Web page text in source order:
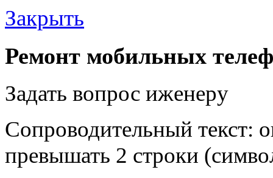
Закрыть
Ремонт мобильных
Задать вопрос иженеру
Сопроводительный текст:
превышать 2 строки